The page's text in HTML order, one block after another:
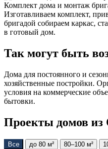
Комплект дома и монтаж
Изготавливаем комплект,
бригадой собираем каркас,
в готовый дом.
Так могут быть
Дома для постоянного и
хозяйственные постройки.
условия на коммерческие
бытовки.
Проекты домов
Все до 80 м² 80–100 м²